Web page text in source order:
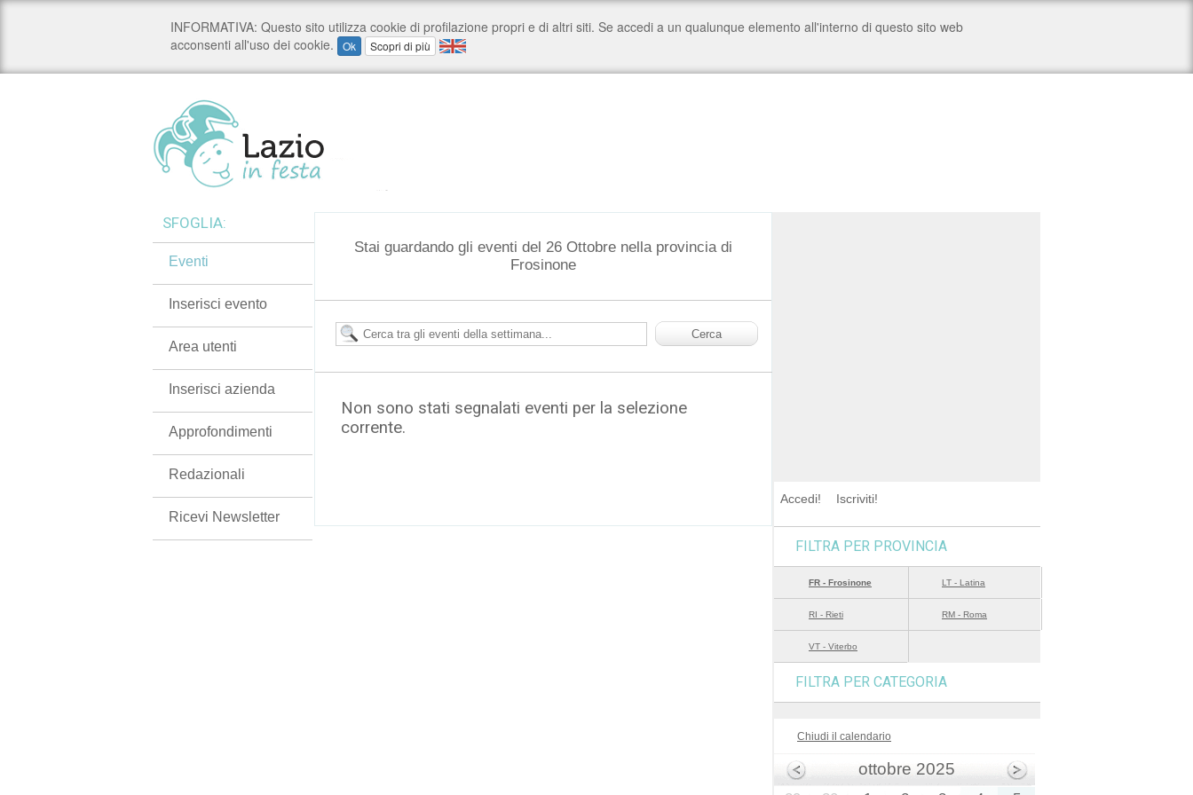
Stai guardando gli eventi del 26 Ottobre nella provincia di
Frosinone
Non sono stati segnalati eventi per la selezione
corrente.
SFOGLIA:
Eventi
Inserisci evento
Area utenti
Inserisci azienda
Approfondimenti
Redazionali
Ricevi Newsletter
Accedi! Iscriviti!
FILTRA PER PROVINCIA
FR - Frosinone LT - Latina
RI - Rieti RM - Roma
VT - Viterbo
FILTRA PER CATEGORIA
Chiudi il calendario
ottobre 2025